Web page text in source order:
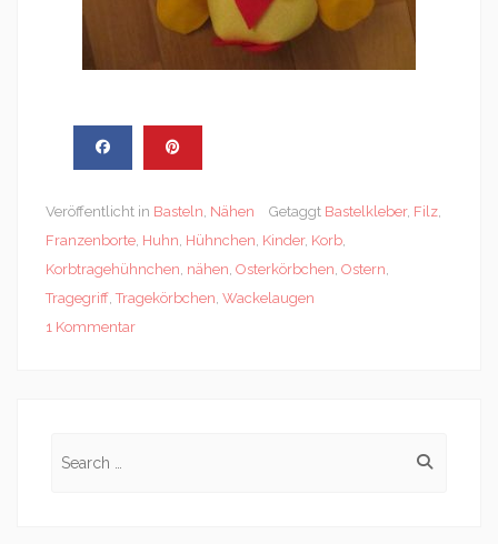
Veröffentlicht in Basteln, Nähen Getaggt Bastelkleber, Filz,
Franzenborte, Huhn, Hühnchen, Kinder, Korb,
Korbtragehühnchen, nähen, Osterkörbchen, Ostern,
Tragegriff,Tragekörbchen, Wackelaugen
1 Kommentar